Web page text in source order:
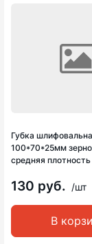
Губка
100*70*25мм
средняя плотность
130 руб. /шт
В